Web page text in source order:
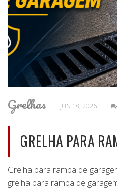
Grelhas JUN 18, 2026
GRELHA PARA
Grelha para rampa de
grelha para rampa de